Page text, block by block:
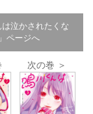
は泣かされたくな
ページへ
次の巻 ＞